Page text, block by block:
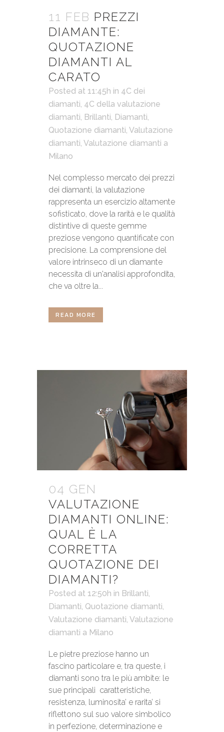
11 FEB PREZZI
DIAMANTE:
QUOTAZIONE
DIAMANTI AL
CARATO
Posted at 11:45h in 4C dei
diamanti, 4C della valutazione
diamanti, Brillanti, Diamanti,
Quotazione diamanti, Valutazione
diamanti, Valutazione diamanti a
Milano
Nel complesso mercato dei prezzi
dei diamanti, la valutazione
rappresenta un esercizio altamente
sofisticato, dove la rarità e le qualità
distintive di queste gemme
preziose vengono quantificate con
precisione. La comprensione del
valore intrinseco di un diamante
necessita di un'analisi approfondita,
che va oltre la...
READ MORE
04 GEN
VALUTAZIONE
DIAMANTI ONLINE:
QUAL È LA
CORRETTA
QUOTAZIONE DEI
DIAMANTI?
Posted at 12:50h in Brillanti,
Diamanti, Quotazione diamanti,
Valutazione diamanti, Valutazione
diamanti a Milano
Le pietre preziose hanno un
fascino particolare e, tra queste, i
diamanti sono tra le più ambite: le
sue principali caratteristiche,
resistenza, luminosita’ e rarita’ si
riflettono sul suo valore simbolico
in perfezione, determinazione e